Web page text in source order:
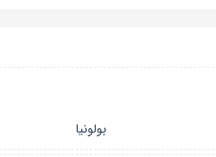
بولونیا